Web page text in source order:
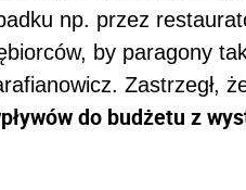
np. przez
by paragony
Zastrzegł,
do budżetu z